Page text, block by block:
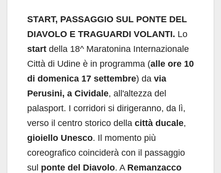
START, PASSAGGIO SUL PONTE DEL
DIAVOLO E TRAGUARDI VOLANTI. Lo
start della 18^ Maratonina Internazionale
Città di Udine è in programma (alle ore 10
di domenica 17 settembre) da via
Perusini, a Cividale, all'altezza del
palasport. I corridori si dirigeranno, da lì,
verso il centro storico della città ducale,
gioiello Unesco. Il momento più
coreografico coinciderà con il passaggio
sul ponte del Diavolo. A Remanzacco